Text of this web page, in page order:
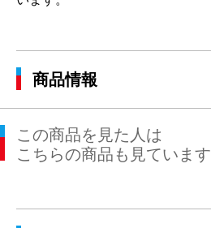
商品情報
この商品を見た人は
こちらの商品も見ています